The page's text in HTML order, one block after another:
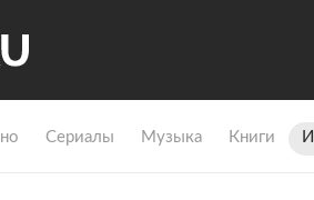
Сериалы Музыка Книги